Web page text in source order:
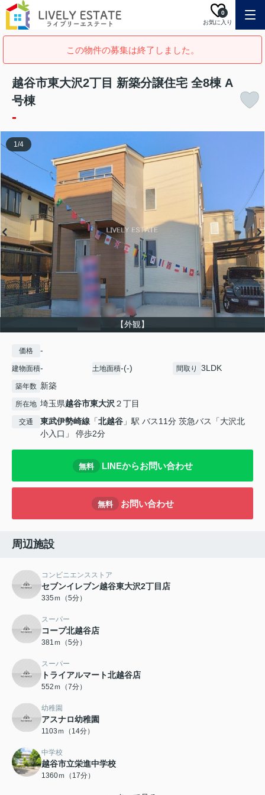
お気に入り
0
この物件の募集は終了しました。
越谷市東大沢2丁目 新築分譲住宅 全8棟 A
号棟
-
【外観】
1/4
価格 -
建物面積- 土地面積-(-) 間取り 3LDK
築年数 新築
所在地 埼玉県越谷市東大沢２丁目
交通 東武伊勢崎線 「北越谷 」駅 バス11分 茨急バス「大沢北
小入口」 停歩2分
無料 LINEからお問い合わせ
無料 お問い合わせ
周辺施設
コンビニエンスストア
セブンイレブン越谷東大沢2丁目店
335ｍ（5分）
スーパー
コープ北越谷店
381ｍ（5分）
スーパー
トライアルマート北越谷店
552ｍ（7分）
幼稚園
アスナロ幼稚園
1103ｍ（14分）
中学校
越谷市立栄進中学校
1360ｍ（17分）